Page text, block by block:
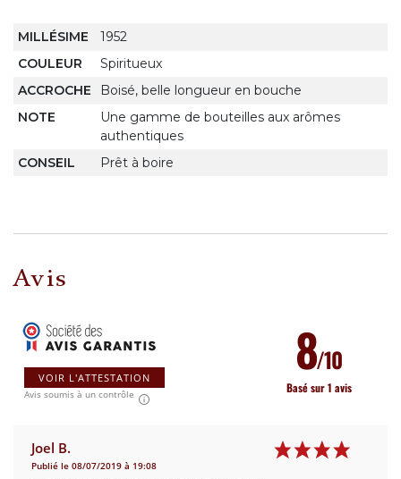
MILLÉSIME
1952
COULEUR
Spiritueux
ACCROCHE
Boisé, belle longueur en bouche
NOTE
Une gamme de bouteilles aux arômes
authentiques
CONSEIL
Prêt à boire
Avis
VOIR L'ATTESTATION
Avis soumis à un contrôle
8/10
Basé sur 1 avis
Joel B.
Publié le 08/07/2019 à 19:08